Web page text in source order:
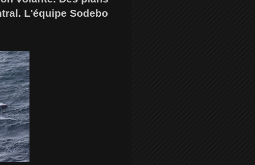
L'équipe Sodebo